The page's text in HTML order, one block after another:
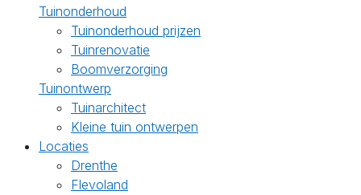
Tuinonderhoud
Tuinonderhoud prijzen
Tuinrenovatie
Boomverzorging
Tuinontwerp
Tuinarchitect
Kleine tuin ontwerpen
Locaties
Drenthe
Flevoland